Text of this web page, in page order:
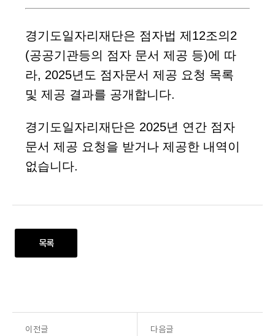
경기도일자리재단은 점자법 제12조의2
(공공기관등의 점자 문서 제공 등)에 따
라, 2025년도 점자문서 제공 요청 목록
및 제공 결과를 공개합니다.
경기도일자리재단은 2025년 연간 점자
문서 제공 요청을 받거나 제공한 내역이
없습니다.
목록
이전글 다음글